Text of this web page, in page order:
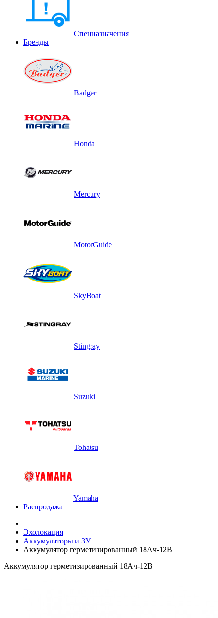
Спецназначения
Бренды
Badger
Honda
Mercury
MotorGuide
SkyBoat
Stingray
Suzuki
Tohatsu
Yamaha
Распродажа
Эхолокация
Аккумуляторы и ЗУ
Аккумулятор герметизированный 18Ач-12В
Аккумулятор герметизированный 18Ач-12В